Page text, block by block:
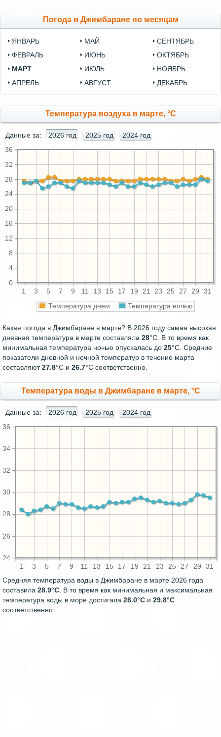
Погода в Джимбаране по месяцам
ЯНВАРЬ
ФЕВРАЛЬ
МАРТ
АПРЕЛЬ
МАЙ
ИЮНЬ
ИЮЛЬ
АВГУСТ
СЕНТЯБРЬ
ОКТЯБРЬ
НОЯБРЬ
ДЕКАБРЬ
Температура воздуха в марте, °C
Данные за: 2026 год 2025 год 2024 год
1 3 5 7 9 11 13 15 17 19 21 23 25 27 29 31
0
4
8
12
16
20
24
28
32
36
Температура днем Температура ночью
Какая погода в Джимбаране в марте? В 2026 году самая высокая
дневная температура в марте составляла 28°С. В то время как
минимальная температура ночью опускалась до 25°C. Средние
показатели дневной и ночной температур в течение марта
составляют27.8°С и 26.7°С соответственно.
Температура воды в Джимбаране в марте, °C
Данные за: 2026 год 2025 год 2024 год
1 3 5 7 9 11 13 15 17 19 21 23 25 27 29 31
24
26
28
30
32
34
36
Средняя температура воды в Джимбаране в марте 2026 года
составила 28.9°C. В то время как минимальная и максимальная
температура воды в море достигала 28.0°C и 29.8°C
соответственно.